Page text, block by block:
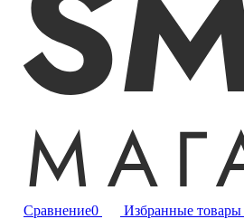
Сравнение0 Избранные товары